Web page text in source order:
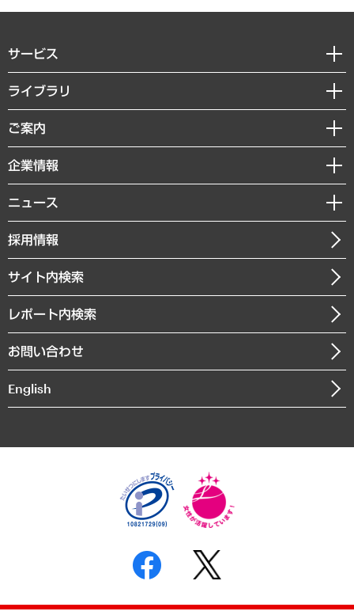
サービス
経営戦略
組織・人事戦略
デジタルイノベーション
共生・ダイバーシティ
GRC（ガバナンス・リスク・コンプライアンス）・防災（政策）
経済・産業・雇用・労働
まちづくり・観光・交通・スポーツ・スマートシティ
自然資源・農林水産業・食料システム
ライブラリ
経済調査
レポート
コラム
経営用語集
受託・受注実績（官公庁関連）
メディア掲載・出演
ご案内
セミナー・イベント情報
MUFGビジネスセミナー
受託案件情報
企業情報
私たちの想い
社長メッセージ
会社概要
沿革
組織図・本部部室紹介
インドネシア現地法人
個人情報保護方針
反社会的勢力に対する基本方針
書面による個人情報の開示等の請求の手続きについて
ニュース
ニュースリリース
お知らせ
採用情報
サイト内検索
レポート内検索
お問い合わせ
English